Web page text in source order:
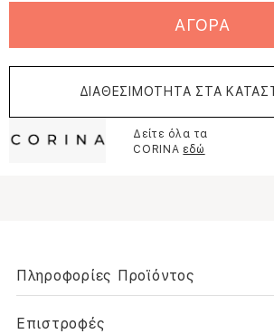
ΑΓΟΡΑ
ΔΙΑΘΕΣΙΜΟΤΗΤΑ ΣΤΑ
Δείτε όλα τα
CORINA εδώ
Πληροφορίες Προϊόντος
Επιστροφές